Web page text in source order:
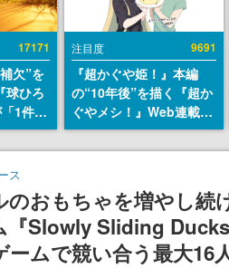
17171
欠”を
球ひろ
1件」
トをも
応し
ング
やチ
手から
注目度 9691
『超かぐや姫！』本編
の“10年後”を描く『超か
ぐやメシ！』Web連載決
定。新たなWebマンガレ
ーベル「ビビビコミッ
タート、あのお話には…
まだ続きがある！
ス
のおもちゃを増やし
『Slowly Sliding
ームで競い合う最大16